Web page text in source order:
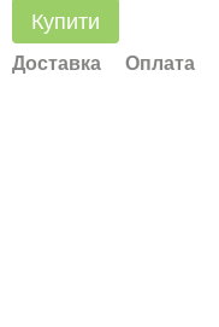
Купити
Доставка Оплата